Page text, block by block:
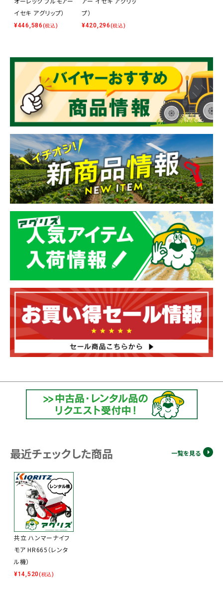
イセキ アグリップ）
¥446,586(税込)
プ）
¥420,296(税込)
最近チェックした商品 一覧を見る
共立 ハンマーナイフ
モア HR665（レンタ
ル機）
¥14,520(税込)